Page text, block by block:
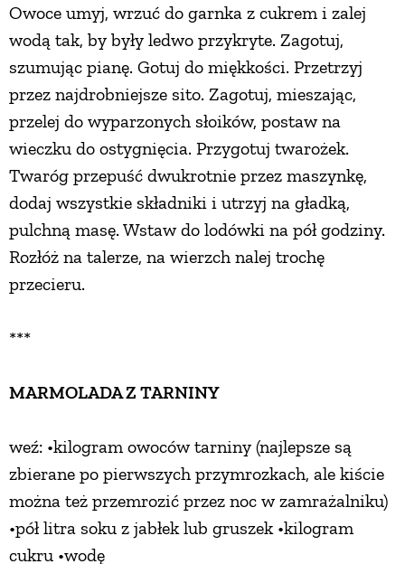
Owoce umyj, wrzuć do garnka z cukrem i zalej
wodą tak, by były ledwo przykryte. Zagotuj,
szumując pianę. Gotuj do miękkości. Przetrzyj
przez najdrobniejsze sito. Zagotuj, mieszając,
przelej do wyparzonych słoików, postaw na
wieczku do ostygnięcia. Przygotuj twarożek.
Twaróg przepuść dwukrotnie przez maszynkę,
dodaj wszystkie składniki i utrzyj na gładką,
pulchną masę. Wstaw do lodówki na pół godziny.
Rozłóż na talerze, na wierzch nalej trochę
przecieru.
***
MARMOLADA Z TARNINY
weź: •kilogram owoców tarniny (najlepsze są
zbierane po pierwszych przymrozkach, ale kiście
można też przemrozić przez noc w zamrażalniku)
•pół litra soku z jabłek lub gruszek •kilogram
cukru •wodę